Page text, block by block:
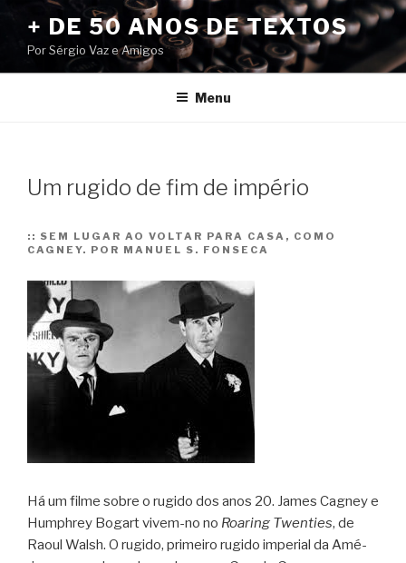
conteúdo
+ DE 50 ANOS DE TEXTOS
Por Sérgio Vaz e Amigos
Menu
Um rugido de fim de império
:: SEM LUGAR AO VOLTAR PARA CASA, COMO
CAGNEY. POR MANUEL S. FONSECA
Há um filme sobre o rugido dos anos 20. James Cag­ney e
Humph­rey Bogart vivem-no no Roa­ring Twen­ties, de
Raoul Walsh. O rugido, pri­meiro rugido impe­rial da Amé­